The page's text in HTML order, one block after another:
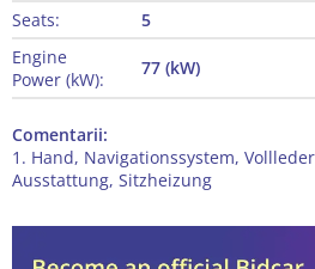
Seats:
5
Engine
Power (kW):
77 (kW)
Comentarii:
1. Hand, Navigationssystem,
Ausstattung, Sitzheizung